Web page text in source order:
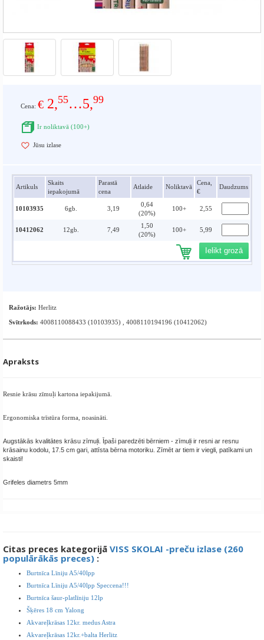
Cena: € 2,55…5,99
Ir noliktavā (100+)
Jūsu izlase
Artikuls
Skaits
iepakojumā
Parastā
cena
Atlaide Noliktavā
Cena,
€
Daudzums
10103935 6gb. 3,19
0,64
(20%)
100+ 2,55
10412062 12gb. 7,49
1,50
(20%)
100+ 5,99
Ielikt grozā
Ražotājs: Herlitz
Svītrkods: 4008110088433 (10103935) , 4008110194196 (10412062)
Apraksts
Resnie krāsu zīmuļi kartona iepakijumā.
Ergonomiska trīstūra forma, noasināti.
Augstākās kvalitātes krāsu zīmuļi. Īpaši paredzēti bērniem - zīmuļi ir resni ar resnu
krāsainu kodolu, 17.5 cm gari, attīsta bērna motoriku. Zīmēt ar tiem ir viegli, patīkami un
skaisti!
Grifeles diametrs 5mm
Citas preces kategorijā VISS SKOLAI -preču izlase (260
populārākās preces) :
Burtnīca Līniju A5/40lpp
Burtnīca Līniju A5/40lpp Speccena!!!
Burtnīca šaur-platlīniju 12lp
Šķēres 18 cm Yalong
Akvareļkrāsas 12kr. medus Astra
Akvareļkrāsas 12kr.+balta Herlitz